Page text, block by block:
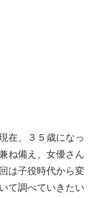
在、３５歳になっ
ね備え、女優さん
は子役時代から変
て調べていきたい